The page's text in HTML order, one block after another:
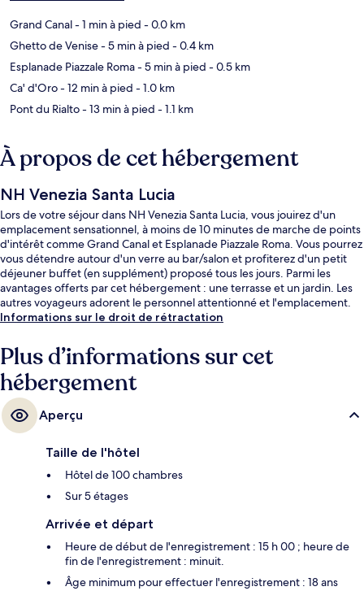
Grand Canal- 1 min à pied - 0.0 km
Ghetto de Venise- 5 min à pied - 0.4 km
Esplanade Piazzale Roma- 5 min à pied - 0.5 km
Ca' d'Oro- 12 min à pied - 1.0 km
Pont du Rialto- 13 min à pied - 1.1 km
À propos de cet hébergement
NH Venezia Santa Lucia
Lors de votre séjour dans NH Venezia Santa Lucia, vous jouirez d'un
emplacement sensationnel, à moins de 10 minutes de marche de points
d'intérêt comme Grand Canal et Esplanade Piazzale Roma. Vous pourrez
vous détendre autour d'un verre au bar/salon et profiterez d'un petit
déjeuner buffet (en supplément) proposé tous les jours. Parmi les
avantages offerts par cet hébergement : une terrasse et un jardin. Les
autres voyageurs adorent le personnel attentionné et l'emplacement.
Informations sur le droit de rétractation
Plus d’informations sur cet
hébergement
Aperçu
Taille de l'hôtel
Hôtel de 100 chambres
Sur 5 étages
Arrivée et départ
Heure de début de l'enregistrement : 15 h 00 ; heure de
fin de l'enregistrement : minuit.
Âge minimum pour effectuer l'enregistrement : 18 ans